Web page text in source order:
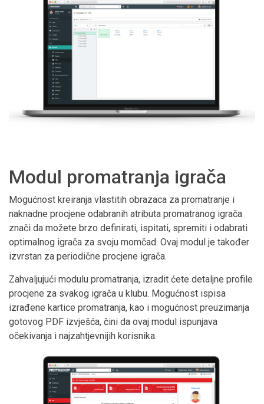
Modul promatranja igrača
Mogućnost kreiranja vlastitih obrazaca za promatranje i
naknadne procjene odabranih atributa promatranog igrača
znači da možete brzo definirati, ispitati, spremiti i odabrati
optimalnog igrača za svoju momčad. Ovaj modul je također
izvrstan za periodične procjene igrača.
Zahvaljujući modulu promatranja, izradit ćete detaljne profile
procjene za svakog igrača u klubu. Mogućnost ispisa
izrađene kartice promatranja, kao i mogućnost preuzimanja
gotovog PDF izvješća, čini da ovaj modul ispunjava
očekivanja i najzahtjevnijih korisnika.